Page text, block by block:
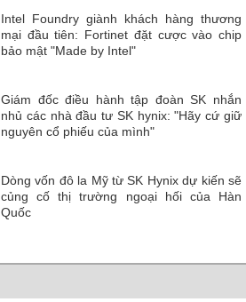
Intel Foundry giành khách hàng thương
mại đầu tiên: Fortinet đặt cược vào chip
bảo mật "Made by Intel"
Giám đốc điều hành tập đoàn SK nhắn
nhủ các nhà đầu tư SK hynix: "Hãy cứ giữ
nguyên cổ phiếu của mình"
Dòng vốn đô la Mỹ từ SK Hynix dự kiến ​​sẽ
củng cố thị trường ngoại hối của Hàn
Quốc